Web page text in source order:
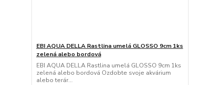
EBI AQUA DELLA Rastlina umelá GLOSSO 9cm 1ks
zelená alebo bordová
EBI AQUA DELLA Rastlina umelá GLOSSO 9cm 1ks
zelená alebo bordová Ozdobte svoje akvárium
alebo terár...